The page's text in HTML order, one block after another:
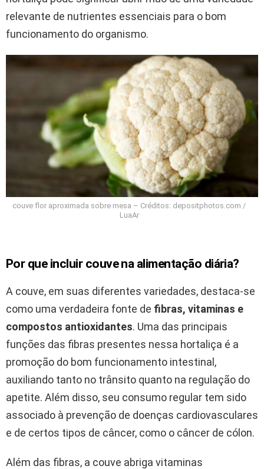
relevante de nutrientes essenciais para o bom
funcionamento do organismo.
couve flor aproximada sobre mesa – Créditos: depositphotos.com /
LuaAr
Por que incluir couve na alimentação diária?
A couve, em suas diferentes variedades, destaca-se
como uma verdadeira fonte de fibras, vitaminas e
compostos antioxidantes. Uma das principais
funções das fibras presentes nessa hortaliça é a
promoção do bom funcionamento intestinal,
auxiliando tanto no trânsito quanto na regulação do
apetite. Além disso, seu consumo regular tem sido
associado à prevenção de doenças cardiovasculares
e de certos tipos de câncer, como o câncer de cólon.
Além das fibras, a couve abriga vitaminas